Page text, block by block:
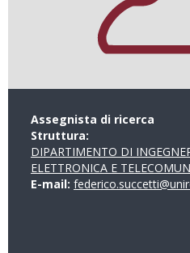
Assegnista di ricerca
Struttura:
DIPARTIMENTO DI
ELETTRONICA E
E-mail: